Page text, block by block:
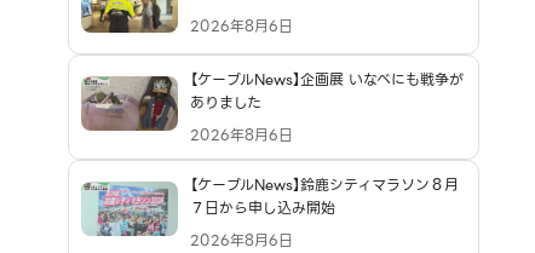
2026年8月6日
【ケーブルNews】企画展 いなべにも戦争が
ありました
2026年8月6日
【ケーブルNews】鈴鹿シティマラソン８月
７日から申し込み開始
2026年8月6日